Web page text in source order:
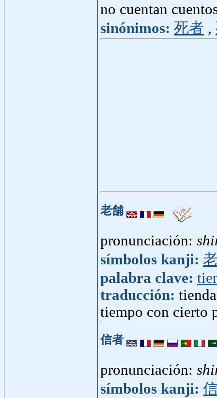
no cuentan
sinónimos: 死者 ,
老舗
pronunciación:
símbolos kanji:
palabra clave:
traducción:
tiempo con cierto
信者
pronunciación:
símbolos kanji: